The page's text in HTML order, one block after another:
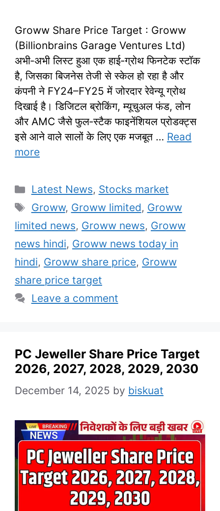
Groww Share Price Target : Groww
(Billionbrains Garage Ventures Ltd)
अभी‑अभी लिस्ट हुआ एक हाई‑ग्रोथ फिनटेक स्टॉक
है, जिसका बिजनेस तेजी से स्केल हो रहा है और
कंपनी ने FY24–FY25 में जोरदार रेवेन्यू ग्रोथ
दिखाई है। डिजिटल ब्रोकिंग, म्यूचुअल फंड, लोन
और AMC जैसे फुल‑स्टैक फाइनेंशियल प्रोडक्ट्स
इसे आने वाले सालों के लिए एक मजबूत … Read
more
Categories
Latest News, Stocks market
Tags
Groww, Groww limited, Groww
limited news, Groww news, Groww
news hindi, Groww news today in
hindi, Groww share price, Groww
share price target
Leave a comment
PC Jeweller Share Price Target
2026, 2027, 2028, 2029, 2030
December 14, 2025 by biskuat